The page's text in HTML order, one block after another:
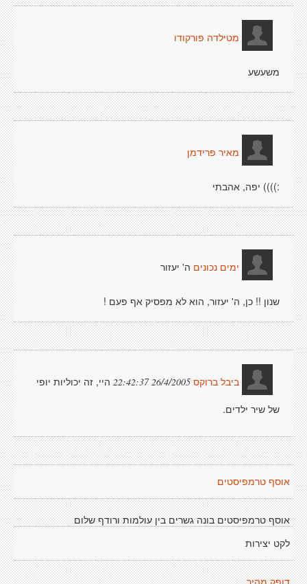
מטילדה פורקודו
משעשע
מאיר פרידמן
:)))) יפה, אהבתי
ימים נכונים ה' יעזור
שנון !! כן, ה' יעזור, הוא לא מפסיק אף פעם !
ביבל ברוקס 26/4/2005 22:42:37
היי, זה יכוליות יופי
של שיר ילדים.
אוסף טרמפיסטים
אוסף טרמפיסטים בונה גשרים בין עולמות ורודף שלום
לקט יצירות